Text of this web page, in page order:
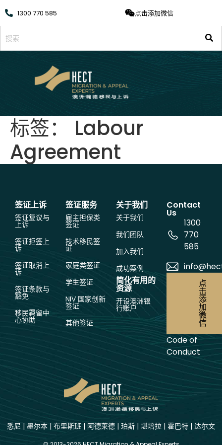
1300 770 585 点击添加微信
标签： Labour
Agreement
签证上诉
签证复议与
上诉
签证拒签上
诉
签证取消上
诉
签证条款与
豁免
移民羁留中
心协助
签证服务
雇主担保类
签证
技术移民签
证
家庭类签证
学生签证
NIV 国家创新
签证
其他签证
关于我们
关于我们
我们团队
加入我们
成功案例
简化有用的
资源
开设澳洲银
行账户
Contact
Us
1300
770
585
点
击
添
加
微
信
Code of
Conduct
悉尼 | 墨尔本 | 布里斯班 | 阿德莱德 | 珀斯 | 堪培拉 | 霍巴特 | 达尔文